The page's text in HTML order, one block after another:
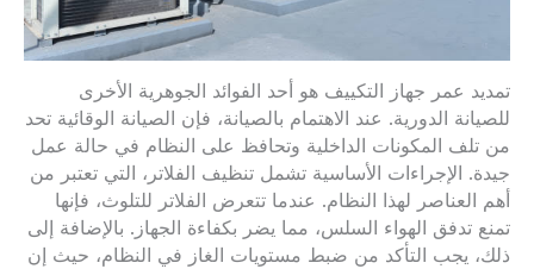
تمديد عمر جهاز التكييف هو أحد الفوائد الجوهرية الأخرى
للصيانة الدورية. عند الاهتمام بالصيانة، فإن الصيانة الوقائية تحد
من تلف المكونات الداخلية وتحافظ على النظام في حالة عمل
جيدة. الإجراءات الأساسية تشمل تنظيف الفلاتر، التي تعتبر من
أهم العناصر لهذا النظام. عندما تتعرض الفلاتر للتلوث، فإنها
تمنع تدفق الهواء السلس، مما يضر بكفاءة الجهاز. بالإضافة إلى
ذلك، يجب التأكد من ضبط مستويات الغاز في النظام، حيث إن